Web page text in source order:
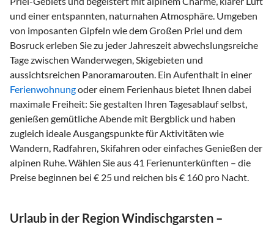
und einer entspannten, naturnahen Atmosphäre. Umgeben
von imposanten Gipfeln wie dem Großen Priel und dem
Bosruck erleben Sie zu jeder Jahreszeit abwechslungsreiche
Tage zwischen Wanderwegen, Skigebieten und
aussichtsreichen Panoramarouten. Ein Aufenthalt in einer
Ferienwohnungoder einem Ferienhaus bietet Ihnen dabei
maximale Freiheit: Sie gestalten Ihren Tagesablauf selbst,
genießen gemütliche Abende mit Bergblick und haben
zugleich ideale Ausgangspunkte für Aktivitäten wie
Wandern, Radfahren, Skifahren oder einfaches Genießen der
alpinen Ruhe. Wählen Sie aus 41 Ferienunterkünften – die
Preise beginnen bei € 25 und reichen bis € 160 pro Nacht.
Urlaub in der Region Windischgarsten –